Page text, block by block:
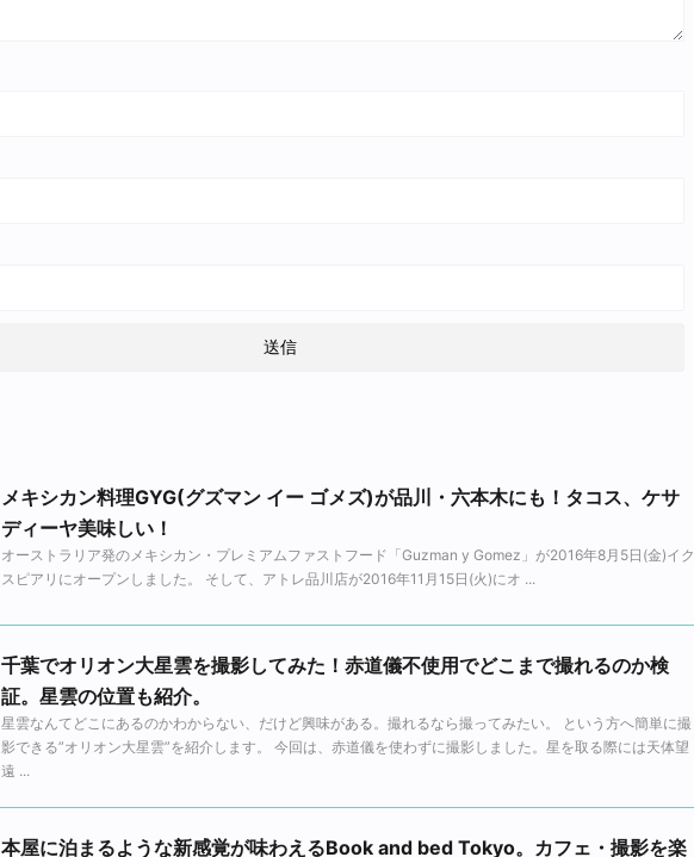
メキシカン料理GYG(グズマン イー ゴメズ)が品川・六本木にも！タコス、ケサ
ディーヤ美味しい！
オーストラリア発のメキシカン・プレミアムファストフード「Guzman y Gomez」が2016年8月5日(金)イク
スピアリにオープンしました。 そして、アトレ品川店が2016年11月15日(火)にオ ...
千葉でオリオン大星雲を撮影してみた！赤道儀不使用でどこまで撮れるのか検
証。星雲の位置も紹介。
星雲なんてどこにあるのかわからない、だけど興味がある。撮れるなら撮ってみたい。 という方へ簡単に撮
影できる”オリオン大星雲”を紹介します。 今回は、赤道儀を使わずに撮影しました。星を取る際には天体望
遠 ...
本屋に泊まるような新感覚が味わえるBook and bed Tokyo。カフェ・撮影を楽